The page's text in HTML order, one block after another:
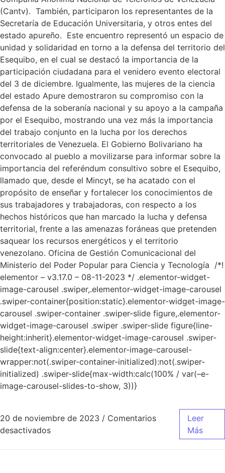
(Cantv). También, participaron los representantes de la
Secretaría de Educación Universitaria, y otros entes del
estado apureño. Este encuentro representó un espacio de
unidad y solidaridad en torno a la defensa del territorio del
Esequibo, en el cual se destacó la importancia de la
participación ciudadana para el venidero evento electoral
del 3 de diciembre. Igualmente, las mujeres de la ciencia
del estado Apure demostraron su compromiso con la
defensa de la soberanía nacional y su apoyo a la campaña
por el Esequibo, mostrando una vez más la importancia
del trabajo conjunto en la lucha por los derechos
territoriales de Venezuela. El Gobierno Bolivariano ha
convocado al pueblo a movilizarse para informar sobre la
importancia del referéndum consultivo sobre el Esequibo,
llamado que, desde el Mincyt, se ha acatado con el
propósito de enseñar y fortalecer los conocimientos de
sus trabajadores y trabajadoras, con respecto a los
hechos históricos que han marcado la lucha y defensa
territorial, frente a las amenazas foráneas que pretenden
saquear los recursos energéticos y el territorio
venezolano. Oficina de Gestión Comunicacional del
Ministerio del Poder Popular para Ciencia y Tecnología /*!
elementor – v3.17.0 – 08-11-2023 */ .elementor-widget-
image-carousel .swiper,.elementor-widget-image-carousel
.swiper-container{position:static}.elementor-widget-image-
carousel .swiper-container .swiper-slide figure,.elementor-
widget-image-carousel .swiper .swiper-slide figure{line-
height:inherit}.elementor-widget-image-carousel .swiper-
slide{text-align:center}.elementor-image-carousel-
wrapper:not(.swiper-container-initialized):not(.swiper-
initialized) .swiper-slide{max-width:calc(100% / var(–e-
image-carousel-slides-to-show, 3))}
20 de noviembre de 2023 / Comentarios
desactivados
Leer
Más